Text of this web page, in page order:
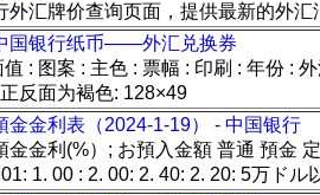
外汇牌价查询页面，提供最新的外
国银行纸币——外汇兑换券
值 : 图案 : 主色 : 票幅 : 印刷 : 年份 :
反面为褐色: 128×49
金金利表（2024-1-19） - 中国银行
金金利(%）; お預入金額 普通 預金
1. 00 : 2. 00: 2. 40: 2. 20: 5万ド